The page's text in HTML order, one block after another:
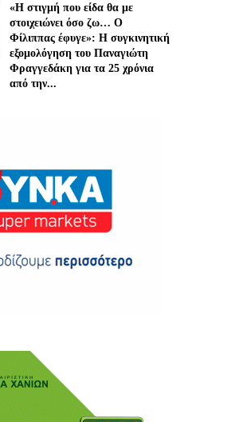
«Η στιγμή που είδα θα με
στοιχειώνει όσο ζω… Ο
Φίλιππας έφυγε»: Η συγκινητική
εξομολόγηση του Παναγιώτη
Φραγγεδάκη για τα 25 χρόνια
από την...